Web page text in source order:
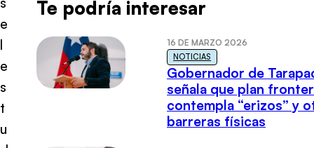
e
l
e
s
t
u
Te podría interesar
16 DE MARZO 2026
NOTICIAS
Gobernador de
señala que plan
contempla “erizos” y
barreras físicas